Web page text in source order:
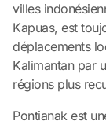
villes
Kapuas, est
déplacements
Kalimantan par
régions plus
Pontianak est